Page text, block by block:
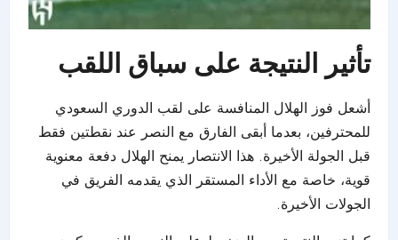
تأثير النتيجة على سباق اللقب
أشعل فوز الهلال المنافسة على لقب الدوري السعودي
للمحترفين، بعدما أبقى الفارق مع النصر عند نقطتين فقط
قبل الجولة الأخيرة. هذا الانتصار يمنح الهلال دفعة معنوية
قوية، خاصة مع الأداء المستقر الذي يقدمه الفريق في
الجولات الأخيرة.